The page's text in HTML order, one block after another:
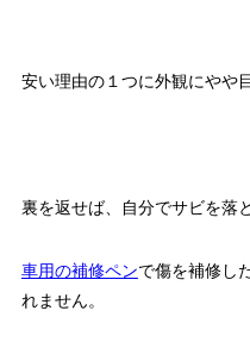
安い理由の１つに外観にやや
裏を返せば、自分でサビを落
車用の補修ペンで傷を補修し
れません。